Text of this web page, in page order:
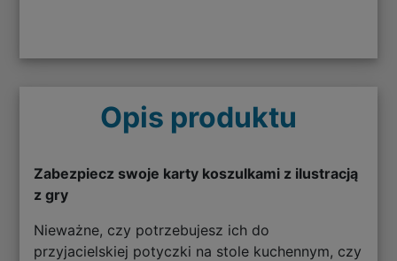
Opis produktu
Zabezpiecz swoje karty koszulkami z ilustracją
z gry
Nieważne, czy potrzebujesz ich do
przyjacielskiej potyczki na stole kuchennym, czy